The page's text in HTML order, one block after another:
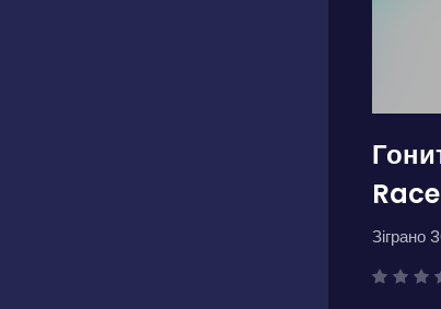
Race
Зіграно